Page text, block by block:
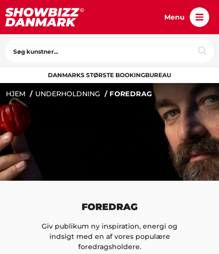
Menu
DANMARKS STØRSTE BOOKINGBUREAU
FOREDRAG
Giv publikum ny inspiration, energi og
indsigt med en af vores populære
foredragsholdere.
HJEM UNDERHOLDNING FOREDRAG